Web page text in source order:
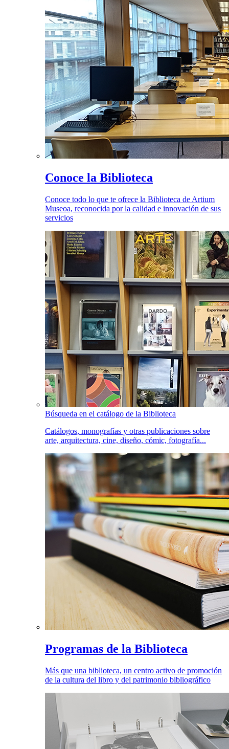
Conoce la Biblioteca
Conoce todo lo que te ofrece la Biblioteca de Artium
Museoa, reconocida por la calidad e innovación de sus
servicios
Búsqueda en el catálogo de la Biblioteca
Catálogos, monografías y otras publicaciones sobre
arte, arquitectura, cine, diseño, cómic, fotografía...
Programas de la Biblioteca
Más que una biblioteca, un centro activo de promoción
de la cultura del libro y del patrimonio bibliográfico